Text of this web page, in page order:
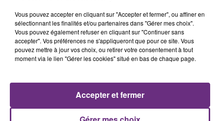
7h59
7h59 7h55
7h55
Vous pouvez accepter en cliquant sur "Accepter et fermer", ou affiner en
sélectionnant les finalités et/ou partenaires dans "Gérer mes choix".
Vous pouvez également refuser en cliquant sur "Continuer sans
accepter". Vos préférences ne s'appliqueront que pour ce site. Vous
pouvez mettre à jour vos choix, ou retirer votre consentement à tout
moment via le lien "Gérer les cookies" situé en bas de chaque page.
Accepter et fermer